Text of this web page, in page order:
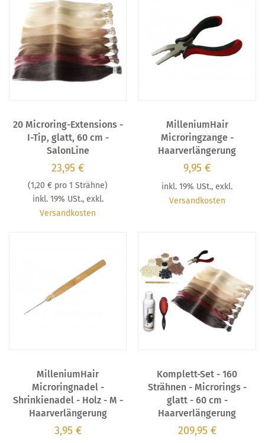
20 Microring-Extensions -
I-Tip, glatt, 60 cm -
SalonLine
23,95 €
(1,20 € pro 1 Strähne)
inkl. 19% USt., exkl.
Versandkosten
MilleniumHair
Microringzange -
Haarverlängerung
9,95 €
inkl. 19% USt.,exkl.
Versandkosten
MilleniumHair
Microringnadel -
Shrinkienadel - Holz - M -
Haarverlängerung
3,95 €
Komplett-Set - 160
Strähnen - Microrings -
glatt - 60 cm -
Haarverlängerung
209,95 €